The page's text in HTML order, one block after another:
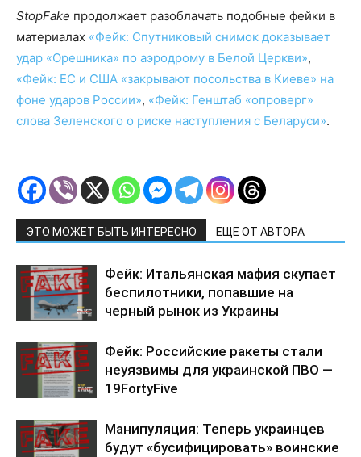
StopFake продолжает разоблачать подобные фейки в
материалах «Фейк: Спутниковый снимок доказывает
удар «Орешника» по аэродрому в Белой Церкви»,
«Фейк: ЕС и США «закрывают посольства в Киеве» на
фоне ударов России», «Фейк: Генштаб «опроверг»
слова Зеленского о риске наступления с Беларуси».
ЭТО МОЖЕТ БЫТЬ ИНТЕРЕСНО ЕЩЕ ОТ АВТОРА
Фейк: Итальянская мафия скупает
беспилотники, попавшие на
черный рынок из Украины
Фейк: Российские ракеты стали
неуязвимы для украинской ПВО —
19FortyFive
Манипуляция: Теперь украинцев
будут «бусифицировать» воинские